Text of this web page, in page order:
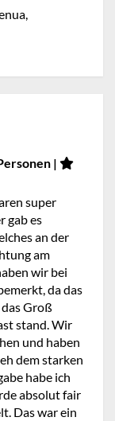
|
super
gab es
an der
am
wir bei
da das
Groß
stand. Wir
und haben
dem starken
habe ich
absolut fair
Das war ein